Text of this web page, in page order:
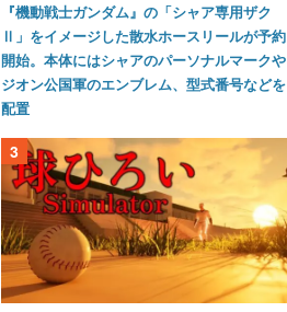
『機動戦士ガンダム』の「シャア専用ザク
Ⅱ」をイメージした散水ホースリールが予約
開始。本体にはシャアのパーソナルマークや
ジオン公国軍のエンブレム、型式番号などを
配置
3